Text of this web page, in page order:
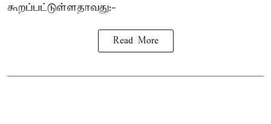
கூறப்பட்டுள்ளதாவது:-
Read More